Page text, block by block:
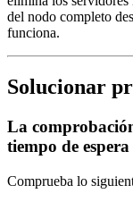
del nodo completo
funciona.
Solucionar
La
tiempo de espera
Comprueba lo